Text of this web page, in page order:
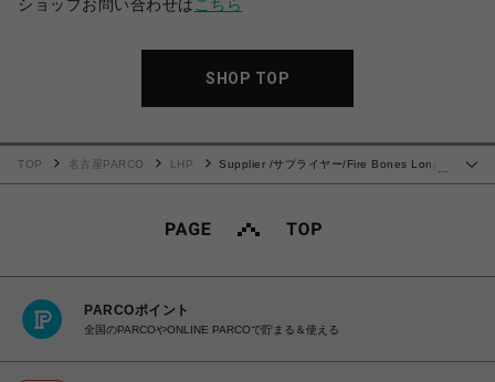
ショップお問い合わせは こちら
SHOP TOP
…
TOP 名古屋PARCO LHP
Supplier /サプライヤー/Fire Bones Long
PARCOポイント
全国のPARCOやONLINE PARCOで貯まる＆使える